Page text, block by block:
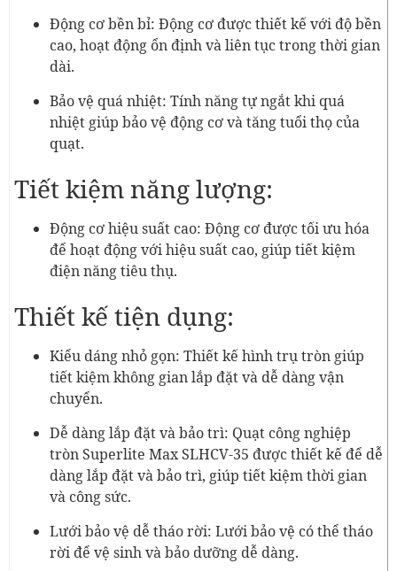
Động cơ bền bỉ: Động cơ được thiết kế với độ bền
cao, hoạt động ổn định và liên tục trong thời gian
dài.
Bảo vệ quá nhiệt: Tính năng tự ngắt khi quá
nhiệt giúp bảo vệ động cơ và tăng tuổi thọ của
quạt.
Tiết kiệm năng lượng:
Động cơ hiệu suất cao: Động cơ được tối ưu hóa
để hoạt động với hiệu suất cao, giúp tiết kiệm
điện năng tiêu thụ.
Thiết kế tiện dụng:
Kiểu dáng nhỏ gọn: Thiết kế hình trụ tròn giúp
tiết kiệm không gian lắp đặt và dễ dàng vận
chuyển.
Dễ dàng lắp đặt và bảo trì: Quạt công nghiệp
tròn Superlite Max SLHCV-35 được thiết kế để dễ
dàng lắp đặt và bảo trì, giúp tiết kiệm thời gian
và công sức.
Lưới bảo vệ dễ tháo rời: Lưới bảo vệ có thể tháo
rời để vệ sinh và bảo dưỡng dễ dàng.